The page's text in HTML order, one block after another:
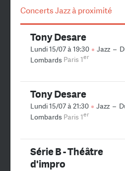
Concerts Jazz à proximité
Tony Desare
Lundi 15/07 à 19:30 Jazz –
Lombards Paris 1er
Tony Desare
Lundi 15/07 à 21:30 Jazz –
Lombards Paris 1er
Série B - Théâtre
d'impro